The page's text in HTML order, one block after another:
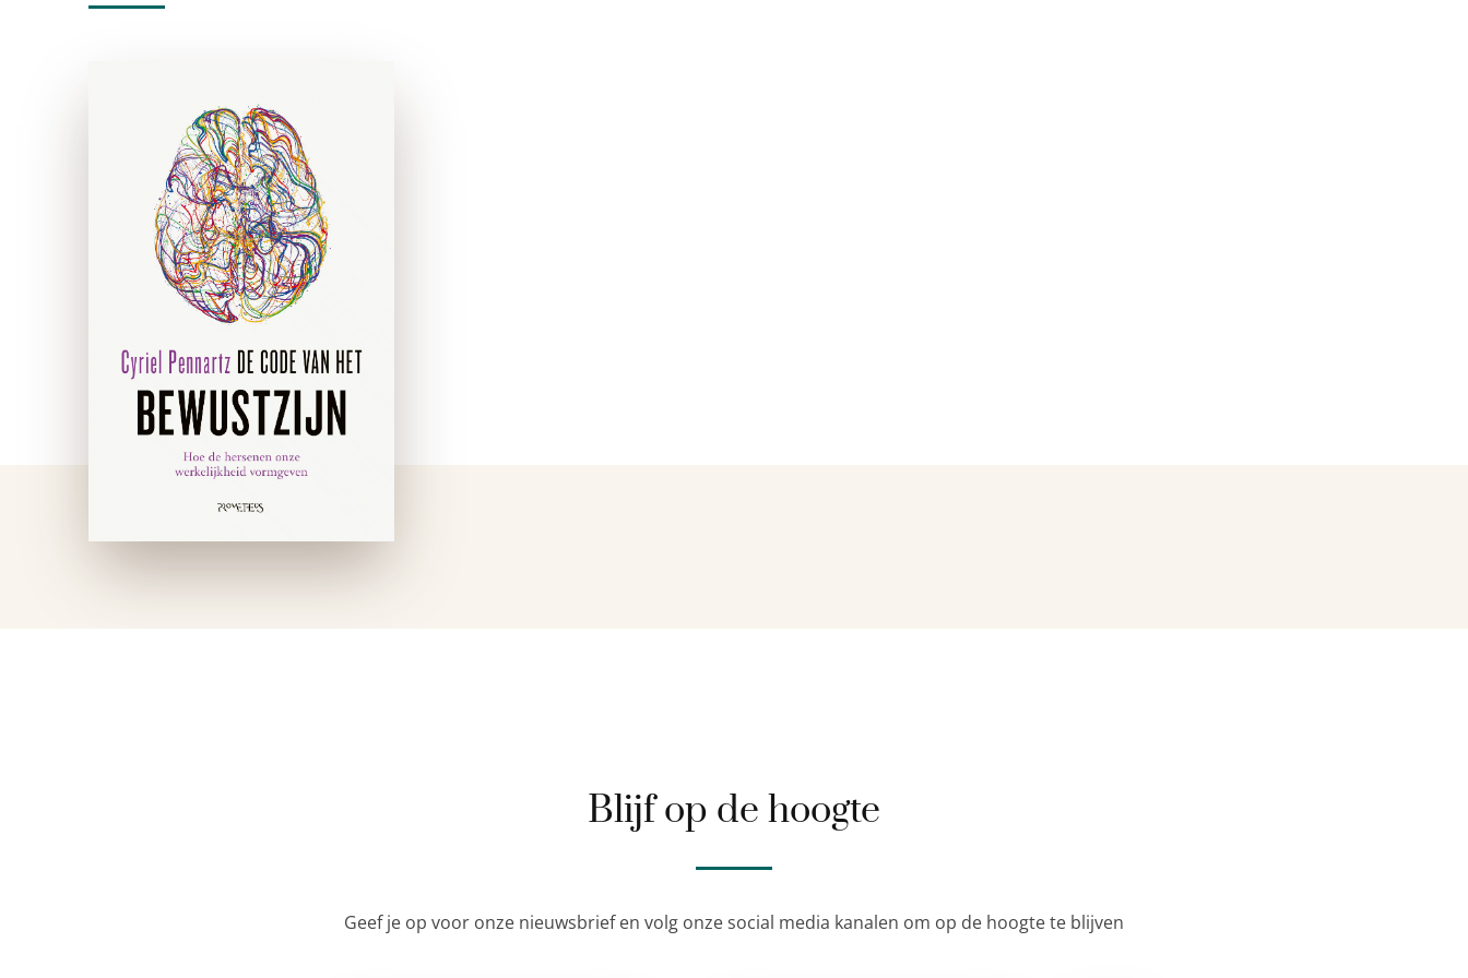
De Code van het
bewustzijn
e-boek
Als je ’s ochtends ontwaakt
uit een diepe slaap merk je
het direct: je bevindt je in
een wereld, met je lijf er
middenin. Je bent terug van
Blijf op de hoogte
Geef je op voor onze nieuwsbrief en volg onze social media kanalen om op de hoogte te blijven